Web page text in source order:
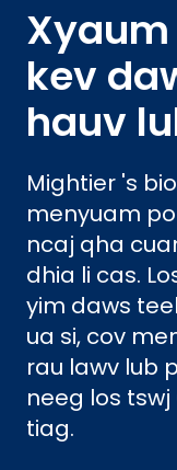
Xyaum
kev
hauv
Mightier 's
menyuam
ncaj qha
dhia li cas.
yim daws
ua si, cov
rau lawv lub
neeg los
tiag.